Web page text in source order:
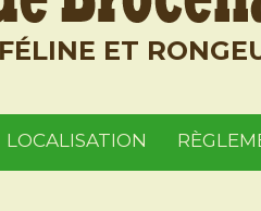
ET
LOCALISATION